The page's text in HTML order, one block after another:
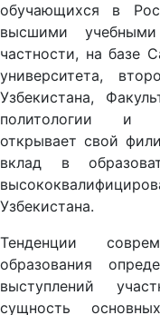
обучающихся в
высшими
частности, на базе
университета,
Узбекистана,
политологии и
открывает свой
вклад в
Узбекистана.
Тенденции
образования
выступлений
сущность